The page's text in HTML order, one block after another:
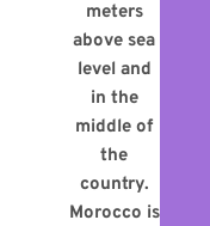
meters
above sea
level and
in the
middle of
the
country.
Morocco is